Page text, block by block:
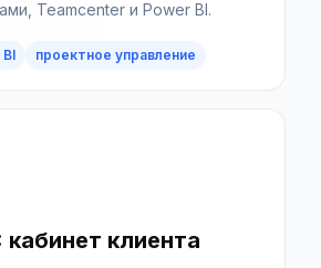
Teamcenter и Power BI.
проектное управление
кабинет клиента
обратная связь